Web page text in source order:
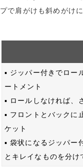
プで肩がけも斜めがけ
▪ ジッパー付きでロー
ートメント
▪ ロールしなければ、
▪ フロントとバックに
ケット
▪ 袋状になるジッパー
とキレイなものを分け